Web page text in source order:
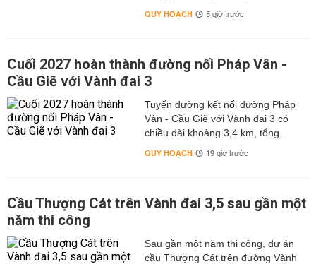
QUY HOẠCH 5 giờ trước
Cuối 2027 hoàn thành đường nối Pháp Vân -
Cầu Giẽ với Vành đai 3
Tuyến đường kết nối đường Pháp
Vân - Cầu Giẽ với Vành đai 3 có
chiều dài khoảng 3,4 km, tổng...
QUY HOẠCH 19 giờ trước
Cầu Thượng Cát trên Vành đai 3,5 sau gần một
năm thi công
Sau gần một năm thi công, dự án
cầu Thượng Cát trên đường Vành